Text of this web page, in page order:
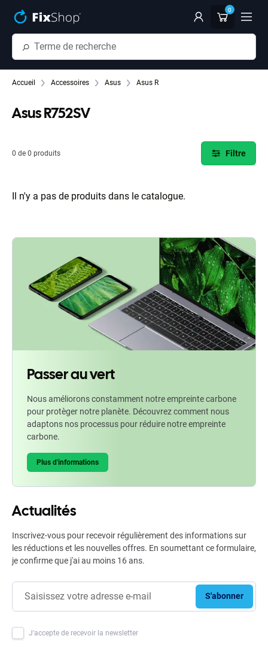
0
Accueil Accessoires Asus Asus R
Asus R752SV
0 de 0 produits Filtre
Il n'y a pas de produits dans le catalogue.
Passer au vert
Nous améliorons constamment notre empreinte carbone
pour protèger notre planète. Découvrez comment nous
adaptons nos processus pour réduire notre empreinte
carbone.
Plus d'informations
Actualités
Inscrivez-vous pour recevoir régulièrement des informations sur
les réductions et les nouvelles offres. En soumettant ce formulaire,
je confirme que j'ai au moins 16 ans.
S'abonner
J'accepte de recevoir la newsletter